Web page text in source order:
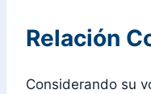
Relación
Considerando su